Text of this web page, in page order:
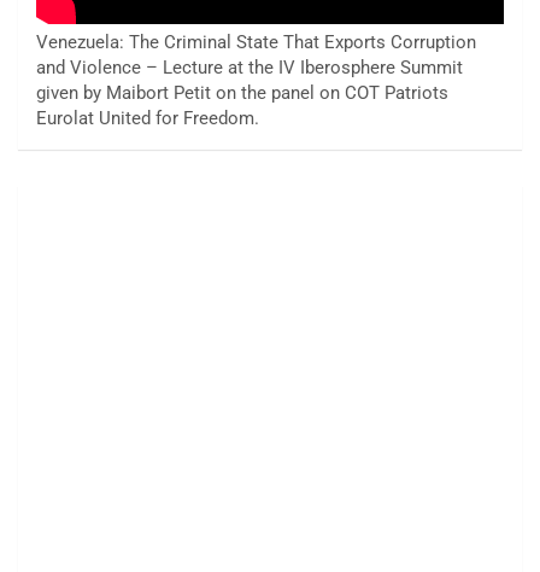
Venezuela: The Criminal State That Exports Corruption
and Violence – Lecture at the IV Iberosphere Summit
given by Maibort Petit on the panel on COT Patriots
Eurolat United for Freedom.